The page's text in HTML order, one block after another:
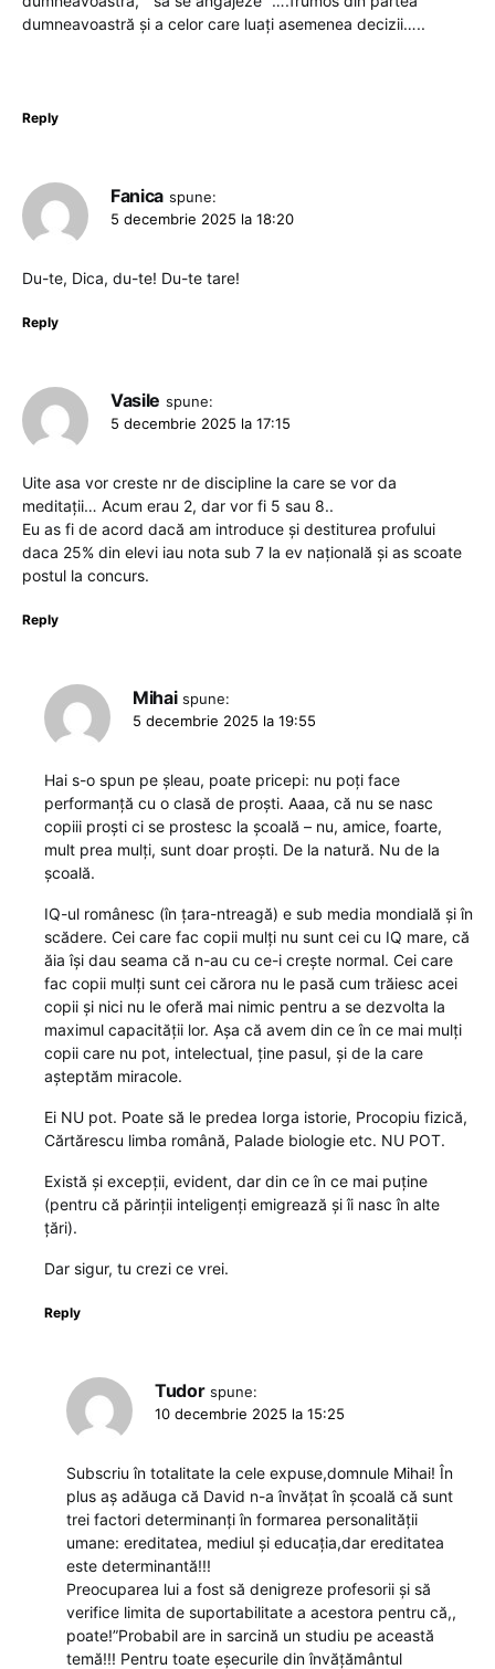
dumneavoastră și a celor care luați asemenea decizii…..
Reply
Fanica spune:
5 decembrie 2025 la 18:20
Du-te, Dica, du-te! Du-te tare!
Reply
Vasile spune:
5 decembrie 2025 la 17:15
Uite asa vor creste nr de discipline la care se vor da
meditații… Acum erau 2, dar vor fi 5 sau 8..
Eu as fi de acord dacă am introduce și destiturea profului
daca 25% din elevi iau nota sub 7 la ev națională și as scoate
postul la concurs.
Reply
Mihai spune:
5 decembrie 2025 la 19:55
Hai s-o spun pe șleau, poate pricepi: nu poți face
performanță cu o clasă de proști. Aaaa, că nu se nasc
copiii proști ci se prostesc la școală – nu, amice, foarte,
mult prea mulți, sunt doar proști. De la natură. Nu de la
școală.
IQ-ul românesc (în țara-ntreagă) e sub media mondială și în
scădere. Cei care fac copii mulți nu sunt cei cu IQ mare, că
ăia își dau seama că n-au cu ce-i crește normal. Cei care
fac copii mulți sunt cei cărora nu le pasă cum trăiesc acei
copii și nici nu le oferă mai nimic pentru a se dezvolta la
maximul capacității lor. Așa că avem din ce în ce mai mulți
copii care nu pot, intelectual, ține pasul, și de la care
așteptăm miracole.
Ei NU pot. Poate să le predea Iorga istorie, Procopiu fizică,
Cărtărescu limba română, Palade biologie etc. NU POT.
Există și excepții, evident, dar din ce în ce mai puține
(pentru că părinții inteligenți emigrează și îi nasc în alte
țări).
Dar sigur, tu crezi ce vrei.
Reply
Tudor spune:
10 decembrie 2025 la 15:25
Subscriu în totalitate la cele expuse,domnule Mihai! În
plus aș adăuga că David n-a învățat în școală că sunt
trei factori determinanți în formarea personalității
umane: ereditatea, mediul și educația,dar ereditatea
este determinantă!!!
Preocuparea lui a fost să denigreze profesorii și să
verifice limita de suportabilitate a acestora pentru că,,
poate!”Probabil are in sarcină un studiu pe această
temă!!! Pentru toate eșecurile din învățământul